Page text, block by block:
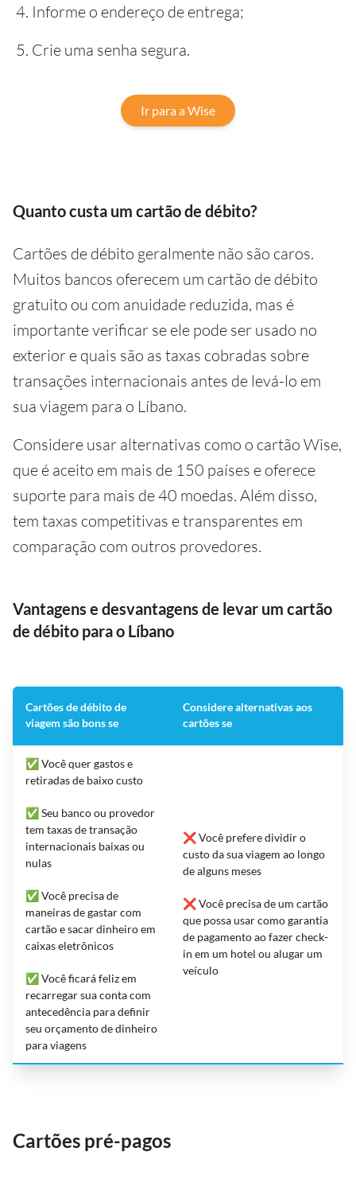
Informe o endereço de entrega;
Crie uma senha segura.
Ir para a Wise
Quanto custa um cartão de débito?
Cartões de débito geralmente não são caros.
Muitos bancos oferecem um cartão de débito
gratuito ou com anuidade reduzida, mas é
importante verificar se ele pode ser usado no
exterior e quais são as taxas cobradas sobre
transações internacionais antes de levá-lo em
sua viagem para o Líbano.
Considere usar alternativas como o cartão Wise,
que é aceito em mais de 150 países e oferece
suporte para mais de 40 moedas. Além disso,
tem taxas competitivas e transparentes em
comparação com outros provedores.
Vantagens e desvantagens de levar um cartão
de débito para o Líbano
Cartões de débito de
viagem são bons se
Considere alternativas aos
cartões se
✅ Você quer gastos e
retiradas de baixo custo
✅ Seu banco ou provedor
tem taxas de transação
internacionais baixas ou
nulas
✅ Você precisa de
maneiras de gastar com
cartão e sacar dinheiro em
caixas eletrônicos
✅ Você ficará feliz em
recarregar sua conta com
antecedência para definir
seu orçamento de dinheiro
para viagens
❌ Você prefere dividir o
custo da sua viagem ao longo
de alguns meses
❌ Você precisa de um cartão
que possa usar como garantia
de pagamento ao fazer check-
in em um hotel ou alugar um
veículo
Cartões pré-pagos